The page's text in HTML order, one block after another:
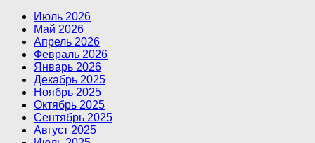
Июль 2026
Май 2026
Апрель 2026
Февраль 2026
Январь 2026
Декабрь 2025
Ноябрь 2025
Октябрь 2025
Сентябрь 2025
Август 2025